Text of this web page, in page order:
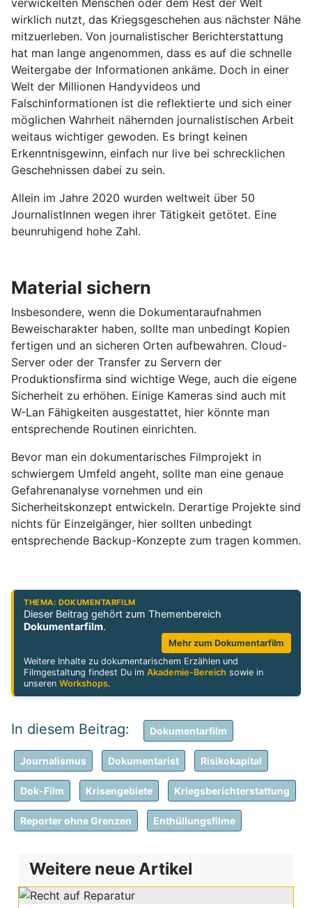
verwickelten Menschen oder dem Rest der Welt
wirklich nutzt, das Kriegsgeschehen aus nächster Nähe
mitzuerleben. Von journalistischer Berichterstattung
hat man lange angenommen, dass es auf die schnelle
Weitergabe der Informationen ankäme. Doch in einer
Welt der Millionen Handyvideos und
Falschinformationen ist die reflektierte und sich einer
möglichen Wahrheit nähernden journalistischen Arbeit
weitaus wichtiger gewoden. Es bringt keinen
Erkenntnisgewinn, einfach nur live bei schrecklichen
Geschehnissen dabei zu sein.
Allein im Jahre 2020 wurden weltweit über 50
JournalistInnen wegen ihrer Tätigkeit getötet. Eine
beunruhigend hohe Zahl.
Material sichern
Insbesondere, wenn die Dokumentaraufnahmen
Beweischarakter haben, sollte man unbedingt Kopien
fertigen und an sicheren Orten aufbewahren. Cloud-
Server oder der Transfer zu Servern der
Produktionsfirma sind wichtige Wege, auch die eigene
Sicherheit zu erhöhen. Einige Kameras sind auch mit
W-Lan Fähigkeiten ausgestattet, hier könnte man
entsprechende Routinen einrichten.
Bevor man ein dokumentarisches Filmprojekt in
schwiergem Umfeld angeht, sollte man eine genaue
Gefahrenanalyse vornehmen und ein
Sicherheitskonzept entwickeln. Derartige Projekte sind
nichts für Einzelgänger, hier sollten unbedingt
entsprechende Backup-Konzepte zum tragen kommen.
THEMA: DOKUMENTARFILM
Dieser Beitrag gehört zum Themenbereich
Dokumentarfilm.
Mehr zum Dokumentarfilm
Weitere Inhalte zu dokumentarischem Erzählen und
Filmgestaltung findest Du imAkademie-Bereich sowie in
unserenWorkshops.
Dokumentarfilm
Journalismus Dokumentarist Risikokapital
Dok-Film Krisengebiete Kriegsberichterstattung
Reporter ohne Grenzen Enthüllungsfilme
Weitere neue Artikel